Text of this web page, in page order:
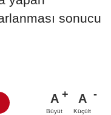
sonucu
A
Büyüt
A
Küçült